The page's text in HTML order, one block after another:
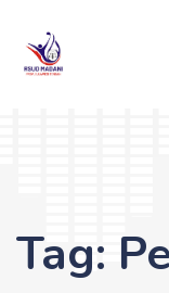
content
Tag: